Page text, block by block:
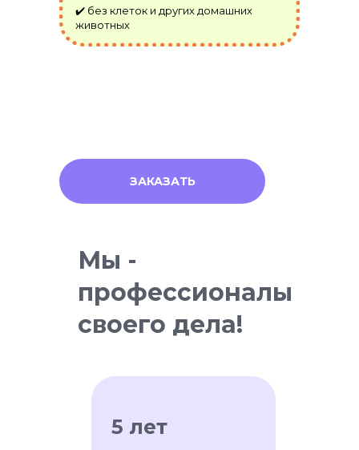
✔️ без клеток и других домашних
животных
ЗАКАЗАТЬ
5 лет
Мы -
профессионалы
своего дела!